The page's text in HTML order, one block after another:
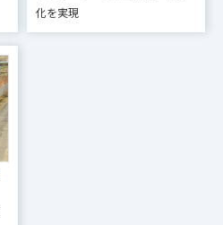
化を実現